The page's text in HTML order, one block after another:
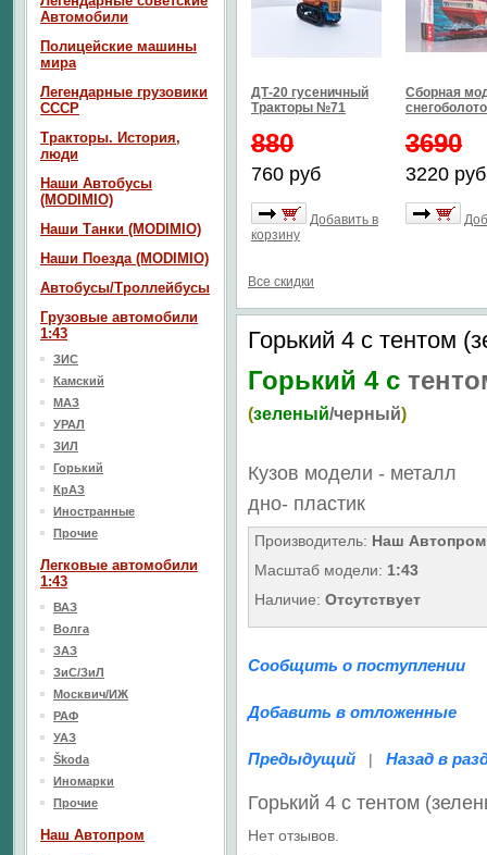
ДТ-20 гусеничный
Тракторы №71
880
760 руб
Добавить в
корзину
Сборная
3690
3220 руб
Все скидки
Горький 4 с тентом
Горький 4 с
(зеленый/черный)
Кузов модели - металл
дно- пластик
Производитель: Наш Автопром
Масштаб модели: 1:43
Наличие: Отсутствует
Сообщить о поступлении
Добавить в отложенные
Предыдущий | Назад в
Горький 4 с тентом
Нет отзывов.
Автомобили
Полицейские машины
мира
Легендарные грузовики
СССР
Тракторы. История,
люди
Наши Автобусы
(MODIMIO)
Наши Танки (MODIMIO)
Наши Поезда (MODIMIO)
Автобусы/Троллейбусы
Грузовые автомобили
1:43
ЗИС
Камский
МАЗ
УРАЛ
ЗИЛ
Горький
КрАЗ
Иностранные
Прочие
Легковые автомобили
1:43
ВАЗ
Волга
ЗАЗ
ЗиС/ЗиЛ
Москвич/ИЖ
РАФ
УАЗ
Škoda
Иномарки
Прочие
Наш Aвтопром